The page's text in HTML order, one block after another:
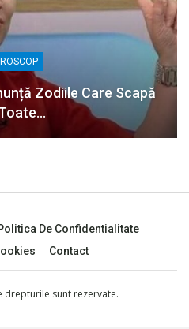
Zodiile Care Scapă
De Confidentialitate
Contact
drepturile sunt rezervate.